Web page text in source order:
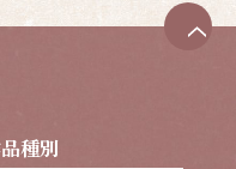
種別
ペ